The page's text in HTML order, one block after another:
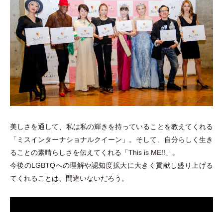
美しさを通して、私は私の輝きを持っていることを教えてくれる
「 ミスインターナショナルクイーン 」
。そして、自分らしく生き
ることの素晴らしさを伝えてくれる 「This is ME!! 」
。
今後のLGBTQへの理解や認知度拡大に大きく貢献し盛り上げる
てくれることは、間違いないだろう。